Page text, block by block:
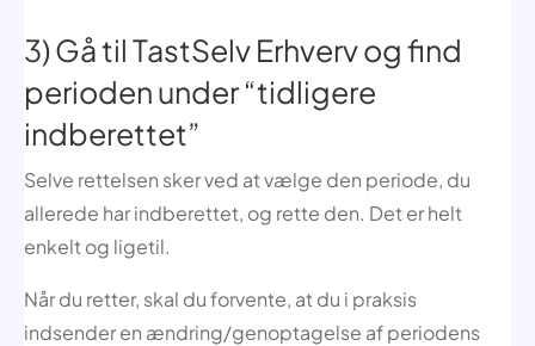
3) Gå til TastSelv Erhverv og find
perioden under “tidligere
indberettet”
Selve rettelsen sker ved at vælge den periode, du
allerede har indberettet, og rette den. Det er helt
enkelt og ligetil.
Når du retter, skal du forvente, at du i praksis
indsender en ændring/genoptagelse af periodens